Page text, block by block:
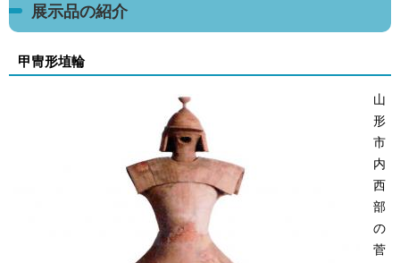
展示品の紹介
甲冑形埴輪
山
形
市
内
西
部
の
菅